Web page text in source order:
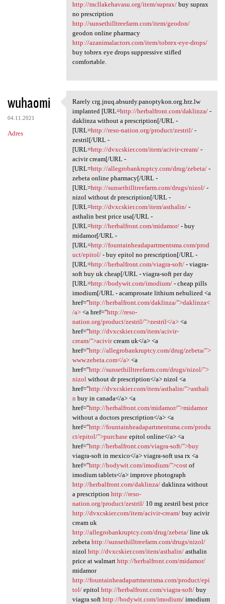
http://mcllakehavasu.org/item/suprax/buy suprax
no prescription
http://sunsethilltreefarm.com/item/geodon/
geodon online pharmacy
http://azanimalactors.com/item/tobrex-eye-drops/
buy tobrex eye drops suppressive stifled
comfortable.
wuhaomi
04.11.2021
Adres
Rarely crg.jnuq.absurdy
Rarely crg.jnuq.absurdy.panoptykon.org.hrz.lw
implanted [URL=http://herbalfront.com/daklinza/-
daklinza without a prescription[/URL -
[URL=http://reso-nation.org/product/zestril/-
zestril[/URL -
[URL=http://dvxcskier.com/item/acivir-cream/-
acivir cream[/URL -
[URL=http://allegrobankruptcy.com/drug/zebeta/-
zebeta online pharmacy[/URL -
[URL=http://sunsethilltreefarm.com/drugs/nizol/-
nizol without dr prescription[/URL -
[URL=http://dvxcskier.com/item/asthalin/-
asthalin best price usa[/URL -
[URL=http://herbalfront.com/midamor/- buy
midamor[/URL -
[URL=http://fountainheadapartmentsma.com/prod
uct/epitol/- buy epitol no prescription[/URL -
[URL=http://herbalfront.com/viagra-soft/- viagra-
soft buy uk cheap[/URL - viagra-soft per day
[URL=http://bodywit.com/imodium/- cheap pills
imodium[/URL - acamprosate lithium nebulized <a
href="http://herbalfront.com/daklinza/">daklinza<
/a><a href="http://reso-
nation.org/product/zestril/">zestril</a><a
href="http://dvxcskier.com/item/acivir-
cream/">acivircream uk</a> <a
href="http://allegrobankruptcy.com/drug/zebeta/">
www.zebeta.com</a><a
href="http://sunsethilltreefarm.com/drugs/nizol/">
nizol without dr prescription</a> nizol <a
href="http://dvxcskier.com/item/asthalin/">asthali
n buy in canada</a> <a
href="http://herbalfront.com/midamor/">midamor
without a doctors prescription</a> <a
href="http://fountainheadapartmentsma.com/produ
ct/epitol/">purchaseepitol online</a> <a
href="http://herbalfront.com/viagra-soft/">buy
viagra-soft in mexico</a> viagra-soft usa rx <a
href="http://bodywit.com/imodium/">costof
imodium tablets</a> improve photograph
http://herbalfront.com/daklinza/daklinza without
a prescription http://reso-
nation.org/product/zestril/10 mg zestril best price
http://dvxcskier.com/item/acivir-cream/buy acivir
cream uk
http://allegrobankruptcy.com/drug/zebeta/line uk
zebeta http://sunsethilltreefarm.com/drugs/nizol/
nizol http://dvxcskier.com/item/asthalin/asthalin
price at walmart http://herbalfront.com/midamor/
midamor
http://fountainheadapartmentsma.com/product/epi
tol/epitol http://herbalfront.com/viagra-soft/buy
viagra soft http://bodywit.com/imodium/imodium